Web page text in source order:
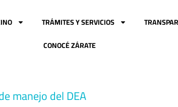
TRÁMITES Y SERVICIOS
CONOCÉ ZÁRATE
manejo del DEA